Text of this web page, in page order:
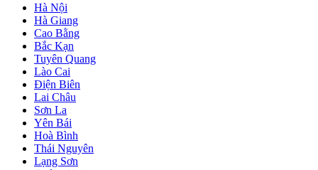
Hà Nội
Hà Giang
Cao Bằng
Bắc Kạn
Tuyên Quang
Lào Cai
Điện Biên
Lai Châu
Sơn La
Yên Bái
Hoà Bình
Thái Nguyên
Lạng Sơn